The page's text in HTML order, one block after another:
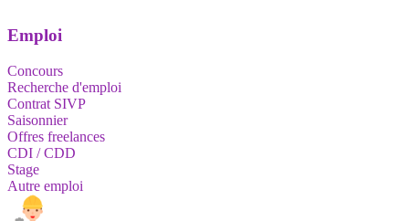
Emploi
Concours
Recherche d'emploi
Contrat SIVP
Saisonnier
Offres freelances
CDI / CDD
Stage
Autre emploi